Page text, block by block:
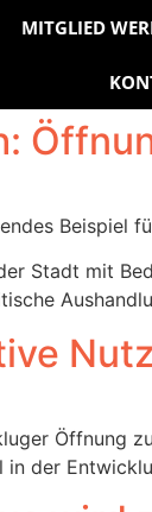
MITGLIED
Beispiel
Stadt mit
Öffnung
der